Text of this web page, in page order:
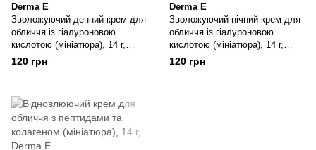
Derma E
Зволожуючий денний крем для
обличчя із гіалуроновою
кислотою (мініатюра), 14 г,
Derma E
120 грн
Derma E
Зволожуючий нічний крем для
обличчя із гіалуроновою
кислотою (мініатюра), 14 г,
Derma E
120 грн